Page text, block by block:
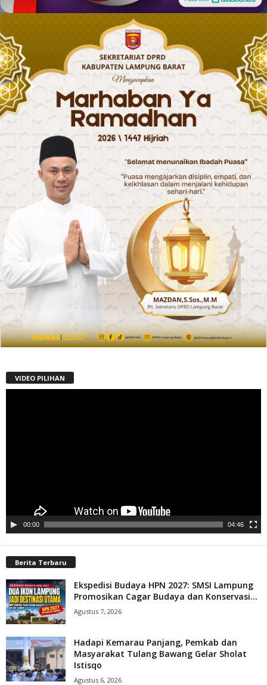
VIDEO PILIHAN
00:00 04:46
Berita Terbaru
Ekspedisi Budaya HPN 2027: SMSI Lampung
Promosikan Cagar Budaya dan Konservasi...
Agustus 7, 2026
Hadapi Kemarau Panjang, Pemkab dan
Masyarakat Tulang Bawang Gelar Sholat
Istisqo
Agustus 6, 2026